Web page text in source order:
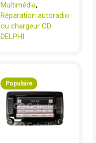
Multimédia,
Réparation autoradio
ou chargeur CD
DELPHI
Populaire